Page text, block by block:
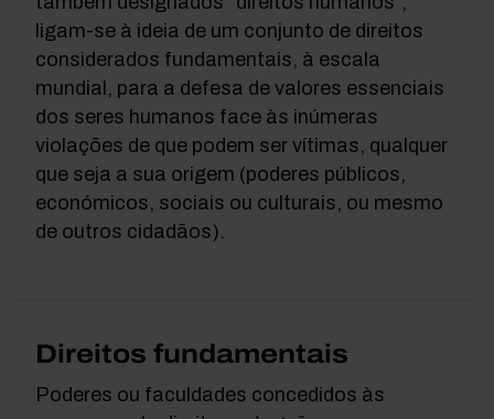
ligam-se à ideia de um conjunto de direitos
considerados fundamentais, à escala
mundial, para a defesa de valores essenciais
dos seres humanos face às inúmeras
violações de que podem ser vítimas, qualquer
que seja a sua origem (poderes públicos,
económicos, sociais ou culturais, ou mesmo
de outros cidadãos).
Direitos fundamentais
Poderes ou faculdades concedidos às